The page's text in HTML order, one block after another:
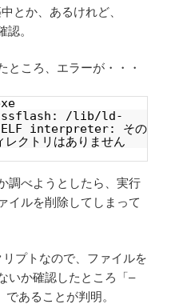
とか、あるけれど、
。
ところ、エラーが・・・
/lib/ld-
interpreter: その
レクトリはありません
調べようとしたら、実行
イルを削除してしまって
プトなので、ファイルを
いか確認したところ「–
あることが判明。